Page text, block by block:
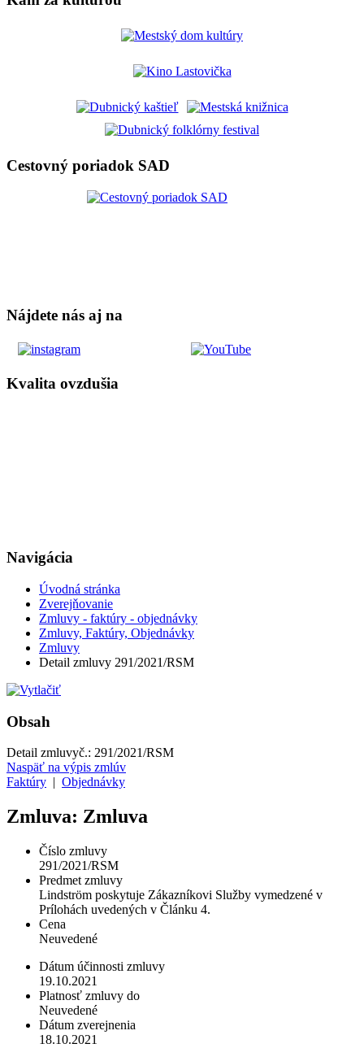
Cestovný poriadok SAD
Nájdete nás aj na
Kvalita ovzdušia
Navigácia
Úvodná stránka
Zverejňovanie
Zmluvy - faktúry - objednávky
Zmluvy, Faktúry, Objednávky
Zmluvy
Detail zmluvy 291/2021/RSM
Obsah
Detail zmluvyč.: 291/2021/RSM
Naspäť na výpis zmlúv
Faktúry | Objednávky
Zmluva: Zmluva
Číslo zmluvy
291/2021/RSM
Predmet zmluvy
Lindström poskytuje Zákazníkovi Služby vymedzené v
Prílohách uvedených v Článku 4.
Cena
Neuvedené
Dátum účinnosti zmluvy
19.10.2021
Platnosť zmluvy do
Neuvedené
Dátum zverejnenia
18.10.2021